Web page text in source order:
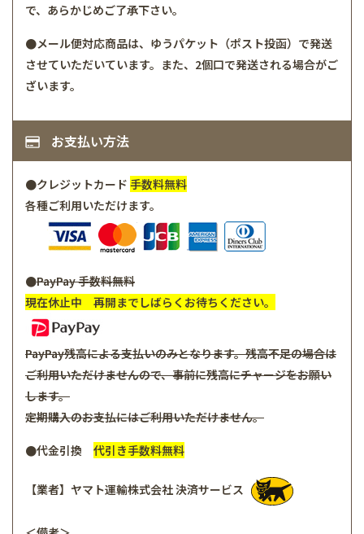
で、あらかじめご了承下さい。
●メール便対応商品は、ゆうパケット（ポスト投函）で発送
させていただいています。また、2個口で発送される場合がご
ざいます。
お支払い方法
●クレジットカード 手数料無料
各種ご利用いただけます。
●PayPay手数料無料
現在休止中 再開までしばらくお待ちください。
PayPay残高による支払いのみとなります。残高不足の場合は
ご利用いただけませんので、事前に残高にチャージをお願い
します。
定期購入のお支払にはご利用いただけません。
●代金引換 代引き手数料無料
【業者】ヤマト運輸株式会社 決済サービス